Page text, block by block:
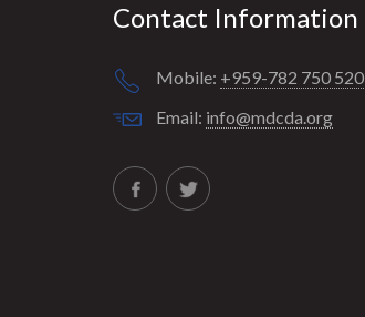
Contact Information
Mobile: +959-782 750 520
Email: info@mdcda.org